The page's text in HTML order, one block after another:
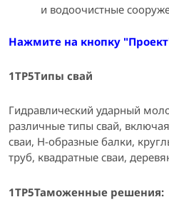
и водоочистные
Нажмите на кнопку
1TP5Типы свай
Гидравлический ударный
различные типы свай,
сваи, Н-образные балки,
труб, квадратные сваи,
1TP5Таможенные решения: